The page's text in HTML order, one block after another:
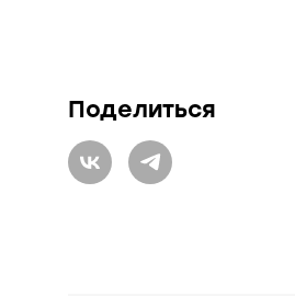
Поделиться